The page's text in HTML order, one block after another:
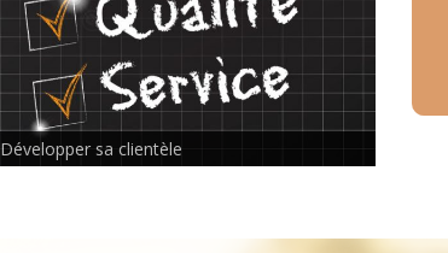
Rencontre inter-thérapeutes